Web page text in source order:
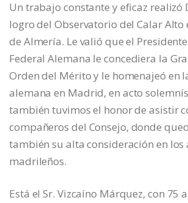
Un trabajo constante y eficaz realizó
logro del Observatorio del Calar Alto
de Almería. Le valió que el
Federal Alemana le concediera la
Orden del Mérito y le homenajeó en
alemana en Madrid, en acto
también tuvimos el honor de asistir
compañeros del Consejo, donde
también su alta consideración en
madrileños.
Está el Sr. Vizcaíno Márquez, con 75